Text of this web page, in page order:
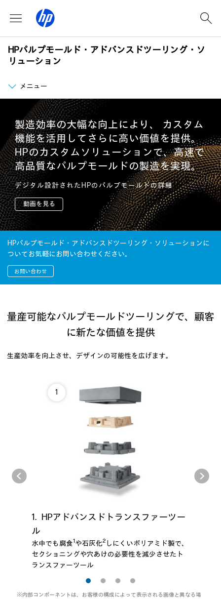
HPパルプモールド・アドバンスドツーリング・ソ
リューション
メニュー
製造効率の大幅な向上により、
カスタム
機能を活用してさらに高い価値を提供。
HPのカスタムソリューションで、高速で
高品質なパルプモールドの製造を実現。
デジタル設計されたHPのパルプモールドの詳細
動画を見る
HPパルプモールド・アドバンスドツーリング・ソリューションに
ついてお気軽にお問い合わせください。
お問い合わせ
量産可能なパルプモールドツーリングで、顧客
に新たな価値を提供
生産効率を向上させ、デザインの可能性を広げます。
1
HPアドバンスドトランスファーツー
ル
水中でも腐食1や石灰化2 しにくいポリアミド製で、
セクショニングや穴あけの必要性を減少させたト
ランスファーツール
※内部コンポーネントは、お客様の構成によって表示される画像と異なる場